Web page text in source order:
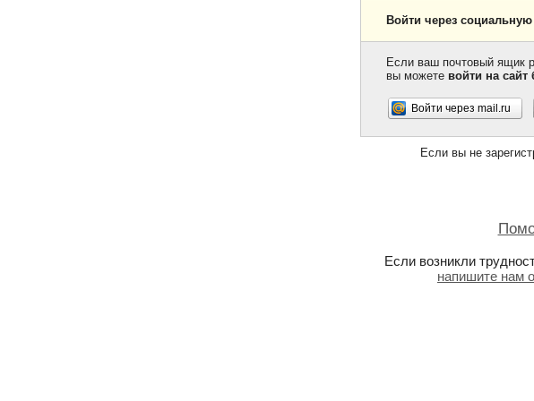
Войти через социальную
Если ваш почтовый ящик
вы можете войти на сайт
Войти через mail.ru
Если вы не
Если возникли
напишите нам